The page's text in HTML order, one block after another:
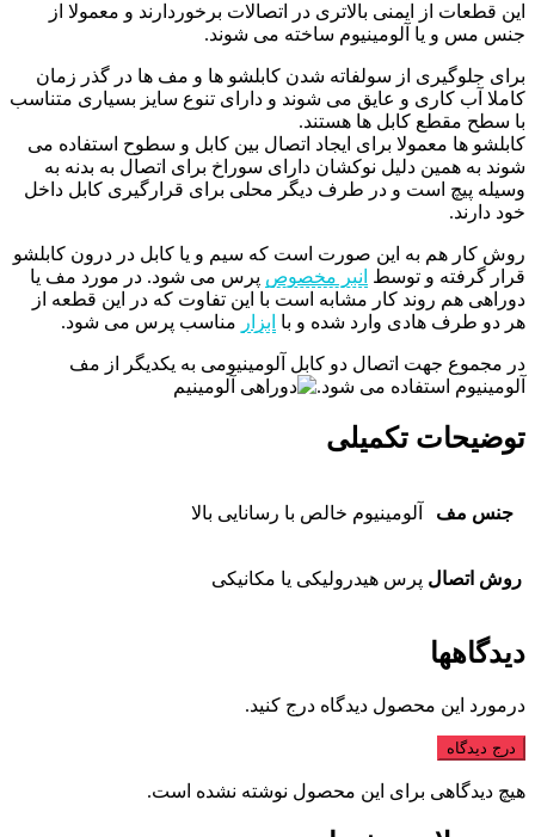
این قطعات از ایمنی بالاتری در اتصالات برخوردارند و معمولا از
جنس مس و یا آلومینیوم ساخته می شوند.
برای جلوگیری از سولفاته شدن کابلشو ها و مف ها در گذر زمان
کاملا آب کاری و عایق می شوند و دارای تنوع سایز بسیاری متناسب
با سطح مقطع کابل ها هستند.
کابلشو ها معمولا برای ایجاد اتصال بین کابل و سطوح استفاده می
شوند به همین دلیل نوکشان دارای سوراخ برای اتصال به بدنه به
وسیله پیچ است و در طرف دیگر محلی برای قرارگیری کابل داخل
خود دارند.
روش کار هم به این صورت است که سیم و یا کابل در درون کابلشو
قرار گرفته و توسط انبر مخصوص پرس می شود. در مورد مف یا
دوراهی هم روند کار مشابه است با این تفاوت که در این قطعه از
هر دو طرف هادی وارد شده و با ابزار مناسب پرس می شود.
در مجموع جهت اتصال دو کابل آلومینیومی به یکدیگر از مف
آلومینیوم استفاده می شود.
توضیحات تکمیلی
جنس مف آلومینیوم خالص با رسانایی بالا
روش اتصال پرس هیدرولیکی یا مکانیکی
دیدگاهها
درمورد این محصول دیدگاه درج کنید.
درج دیدگاه
هیچ دیدگاهی برای این محصول نوشته نشده است.